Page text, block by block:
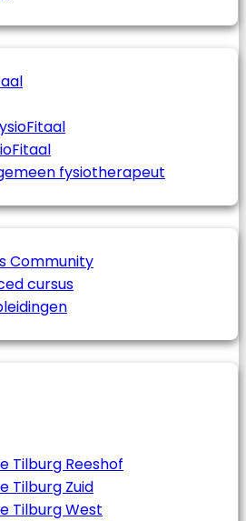
fysiotherapeut
Community
cursus
Tilburg Reeshof
Tilburg Zuid
Tilburg West